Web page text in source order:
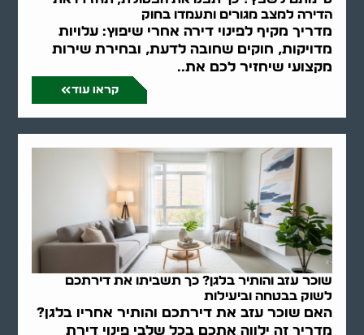
הדירה למצב מגורים ותעמדו בחוק
מדריך מקיף לפינוי דירה אחרי שיפוץ: עלויות
מדויקות, חוקים שחובה לדעת, ובחירת שירות
מקצועי שיחזיר לכם את..
קראו עוד
שוכר עזב והותיר בלגן? כך תשביתו את דירתכם
לשוק בבטחה וביעילות
האם שוכר עזב את דירתכם והותיר אחריו בלגן?
מדריך זה ילווה אתכם בכל שלבי פינוי דירת